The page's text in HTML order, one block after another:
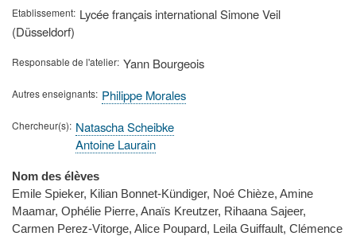
Etablissement Lycée français international Simone Veil
(Düsseldorf)
Responsable de l'atelier Yann Bourgeois
Autres enseignants Philippe Morales
Chercheur(s) Natascha Scheibke
Antoine Laurain
Nom des élèves
Emile Spieker, Kilian Bonnet-Kündiger, Noé Chièze, Amine
Maamar, Ophélie Pierre, Anaïs Kreutzer, Rihaana Sajeer,
Carmen Perez-Vitorge, Alice Poupard, Leila Guiffault, Clémence